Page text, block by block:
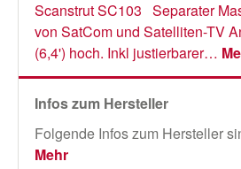
Scanstrut SC103 Separater
von SatCom und Satelliten-TV
(6,4') hoch. Inkl justierbarer…
Infos zum Hersteller
Folgende Infos zum Hersteller
Mehr